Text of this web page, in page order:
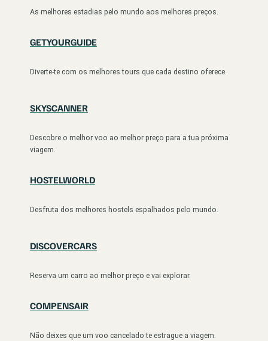
As melhores estadias pelo mundo aos melhores preços.
GETYOURGUIDE
Diverte-te com os melhores tours que cada destino oferece.
SKYSCANNER
Descobre o melhor voo ao melhor preço para a tua próxima
viagem.
HOSTELWORLD
Desfruta dos melhores hostels espalhados pelo mundo.
DISCOVERCARS
Reserva um carro ao melhor preço e vai explorar.
COMPENSAIR
Não deixes que um voo cancelado te estrague a viagem.